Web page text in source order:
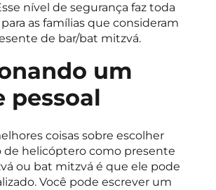
nível de segurança faz toda
as famílias que consideram
de bar/bat mitzvá.
um
pessoal
coisas sobre escolher
de helicóptero como presente
ou bat mitzvá é que ele pode
Você pode escrever um